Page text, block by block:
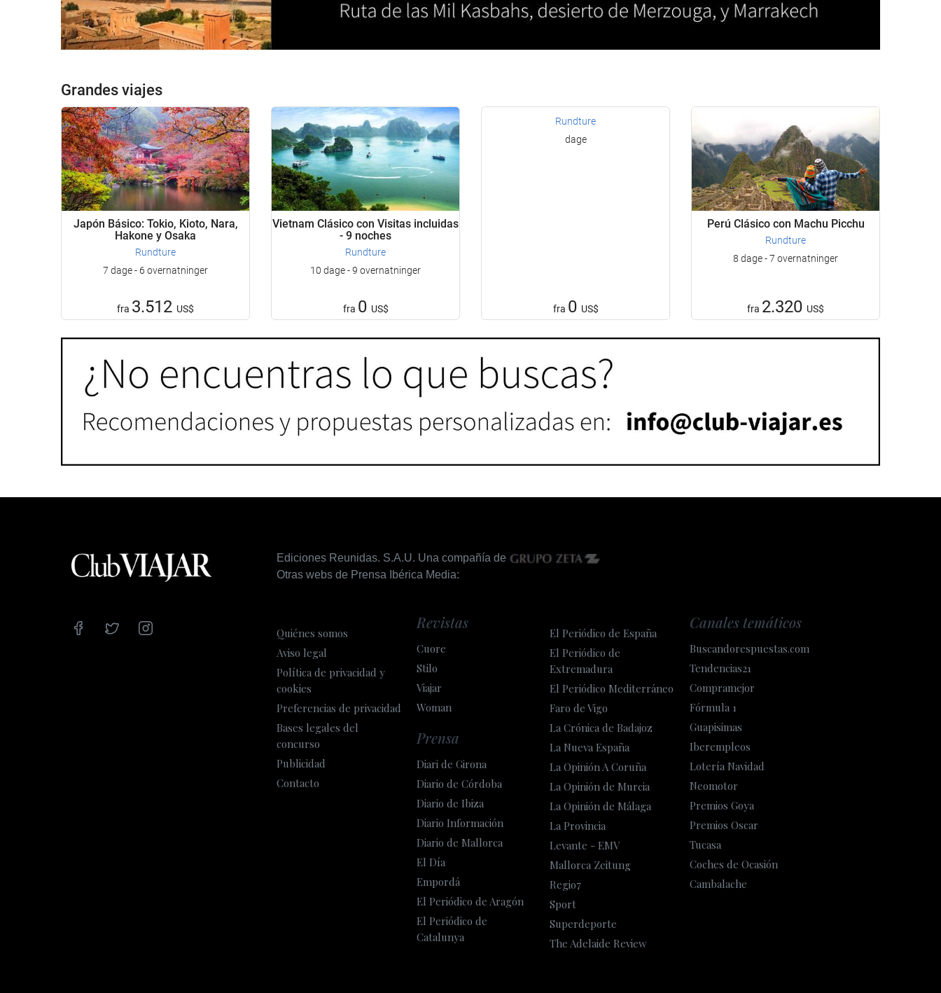
Grandes viajes
Japón Básico: Tokio, Kioto, Nara,
Hakone y Osaka
Rundture
7 dage - 6 overnatninger
fra 3.512 US$
Vietnam Clásico con Visitas incluidas
- 9 noches
Rundture
10 dage - 9 overnatninger
fra 0 US$
Rundture
dage
fra 0 US$
Perú Clásico con Machu Picchu
Rundture
8 dage - 7 overnatninger
fra 2.320 US$
Ediciones Reunidas. S.A.U. Una compañía de
Otras webs de Prensa Ibérica Media:
Quiénes somos
Aviso legal
Política de privacidad y
cookies
Preferencias de privacidad
Bases legales del
concurso
Publicidad
Contacto
Revistas
Cuore
Stilo
Viajar
Woman
Prensa
Diari de Girona
Diario de Córdoba
Diario de Ibiza
Diario Información
Diario de Mallorca
El Día
Empordá
El Periódico de Aragón
El Periódico de
Catalunya
El Periódico de España
El Periódico de
Extremadura
El Periódico Mediterráneo
Faro de Vigo
La Crónica de Badajoz
La Nueva España
La Opinión A Coruña
La Opinión de Murcia
La Opinión de Málaga
La Provincia
Levante - EMV
Mallorca Zeitung
Regio7
Sport
Superdeporte
The Adelaide Review
Canales temáticos
Buscandorespuestas.com
Tendencias21
Compramejor
Fórmula 1
Guapisimas
Iberempleos
Lotería Navidad
Neomotor
Premios Goya
Premios Oscar
Tucasa
Coches de Ocasión
Cambalache